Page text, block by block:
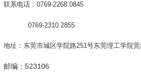
联系电话： 0769-2268 0845
0769-2310 2855
地址：东莞市城区学院路251号东莞理工学院
邮编： 523106